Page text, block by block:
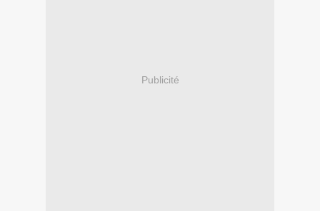
Publicité